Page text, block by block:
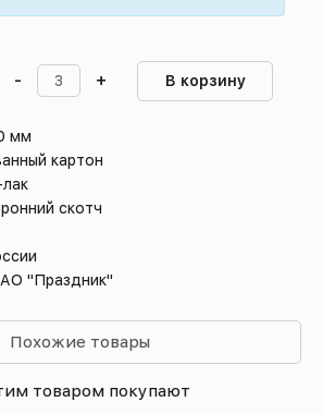
- + В корзину
мм
картон
скотч
АО "Праздник"
Похожие товары
товаром покупают